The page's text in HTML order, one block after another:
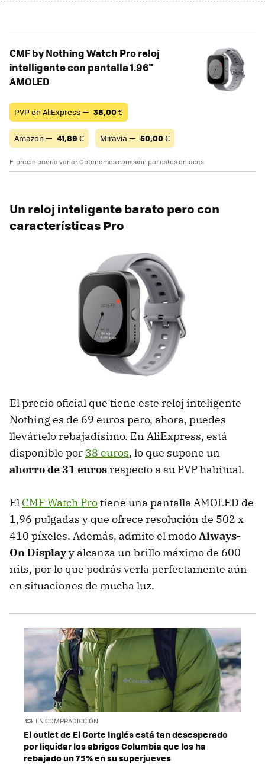
CMF by Nothing Watch Pro reloj
intelligente con pantalla 1.96"
AMOLED
PVP en AliExpress — 38,00€
Amazon — 41,89 € Miravia — 50,00€
El precio podría variar. Obtenemos comisión por estos enlaces
Un reloj inteligente barato pero con
características Pro
El precio oficial que tiene este reloj inteligente
Nothing es de 69 euros pero, ahora, puedes
llevártelo rebajadísimo. En AliExpress, está
disponible por 38 euros, lo que supone un
ahorro de 31 euros respecto a su PVP habitual.
El CMF Watch Protiene una pantalla AMOLED de
1,96 pulgadas y que ofrece resolución de 502 x
410 píxeles. Además, admite el modoAlways-
On Displayy alcanza un brillo máximo de 600
nits, por lo que podrás verla perfectamente aún
en situaciones de mucha luz.
EN COMPRADICCIÓN
El outlet de El Corte Inglés está tan desesperado
por liquidar los abrigos Columbia que los ha
rebajado un 75% en su superjueves